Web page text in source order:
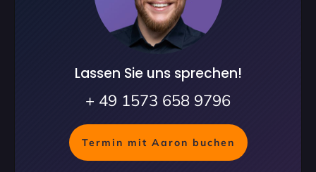
Lassen Sie uns sprechen!
+ 49 1573 658 9796
Termin mit Aaron buchen